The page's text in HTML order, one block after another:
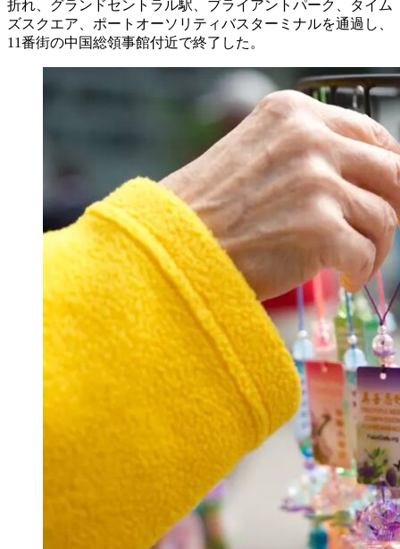
折れ、グランドセントラル駅、ブライアントパーク、タイム
ズスクエア、ポートオーソリティバスターミナルを通過し、
11番街の中国総領事館付近で終了した。